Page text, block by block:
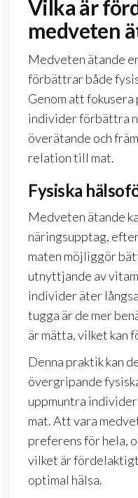
Vilka är
medveten
Medveten ätande
förbättrar både
Genom att
individer förbättra
överätande och
relation till mat.
Fysiska
Medveten ätande
näringsupptag,
maten möjliggör
utnyttjande av
individer äter
tugga är de mer
är mätta, vilket kan
Denna praktik kan
övergripande
uppmuntra
mat. Att vara
preferens för hela,
vilket är
optimal hälsa.